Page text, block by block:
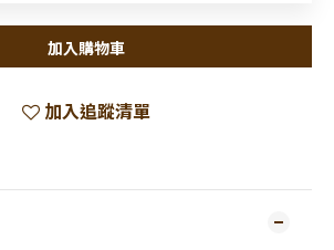
加入購物車
加入追蹤清單